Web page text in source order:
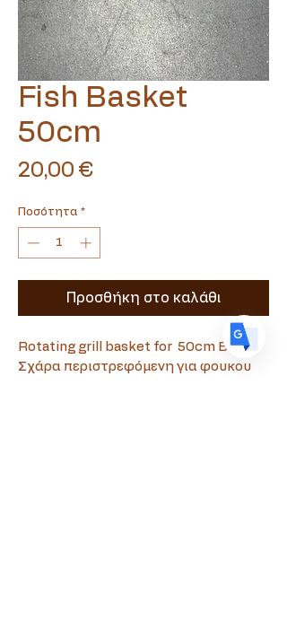
Fish Basket
50cm
20,00 €
Ποσότητα *
Προσθήκη στο καλάθι
Rotating grill basket for  50cm BBQ
Σχάρα περιστρεφόμενη για φουκου
Translate
USEnglish
DEGerman· Deutsch
ESSpanish· Español